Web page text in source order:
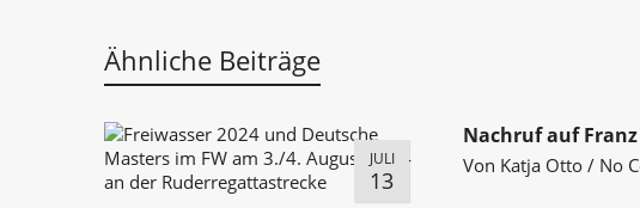
Ähnliche Beiträge
JULI
13
Nachruf auf
Von Katja Otto / No